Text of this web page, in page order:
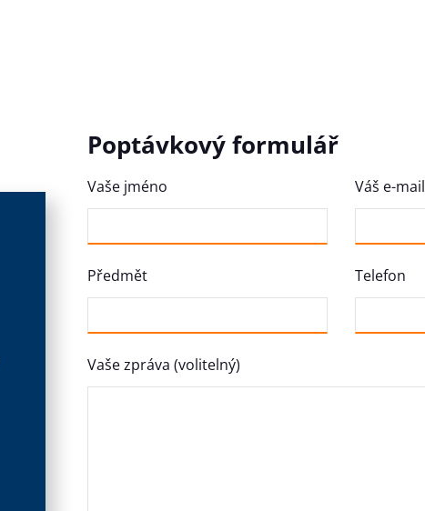
Poptávkový formulář
Vaše jméno Váš e-mail
Předmět Telefon
Vaše zpráva (volitelný)